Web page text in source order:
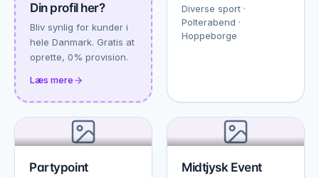
Din profil her?
Bliv synlig for kunder i
hele Danmark. Gratis at
oprette, 0% provision.
Læs mere
Diverse sport ·
Polterabend ·
Hoppeborge
Partypoint Midtjysk Event